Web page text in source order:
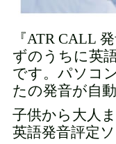
『ATR CALL
ずのうちに英
です。パソコ
たの発音が自
子供から大人
英語発音評定